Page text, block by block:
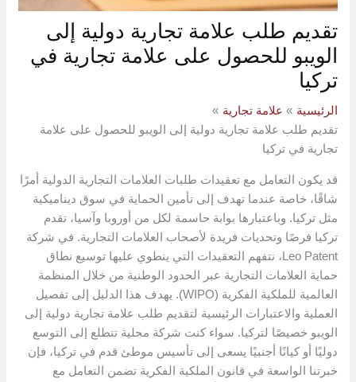
تقديم طلب علامة تجارية دولية إلى
الويبو للحصول على علامة تجارية في
تركيا
الرئيسية
علامة تجارية
تقديم طلب علامة تجارية دولية إلى الويبو للحصول على علامة
تجارية في تركيا
قد يكون التعامل مع تعقيدات طلبات العلامات التجارية الدولية أمرًا
شاقًا، خاصة عندما تهدف إلى تأمين الحماية في سوق ديناميكية
مثل تركيا. وباعتبارها بوابة حاسمة لكل من أوروبا وآسيا، تقدم
تركيا فرصًا وتحديات فريدة لأصحاب العلامات التجارية. في شركة
Leo Patent، نتفهم التعقيدات التي ينطوي عليها توسيع نطاق
حماية العلامات التجارية عبر الحدود الوطنية من خلال المنظمة
العالمية للملكية الفكرية (WIPO). يهدف هذا الدليل إلى تفصيل
العملية والاعتبارات الرئيسية لتقديم طلب علامة تجارية دولية إلى
الويبو خصيصًا لتركيا. سواء كنت شركة محلية تتطلع إلى التوسع
دوليًا أو كيانًا أجنبيًا يسعى إلى تأسيس موطئ قدم في تركيا، فإن
خبرتنا الواسعة في قانون الملكية الفكرية تضمن التعامل مع